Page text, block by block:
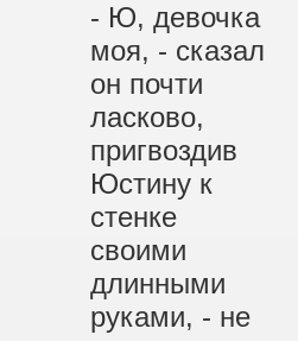
- Ю, девочка
моя, - сказал
он почти
ласково,
пригвоздив
Юстину к
стенке
своими
длинными
руками, - не